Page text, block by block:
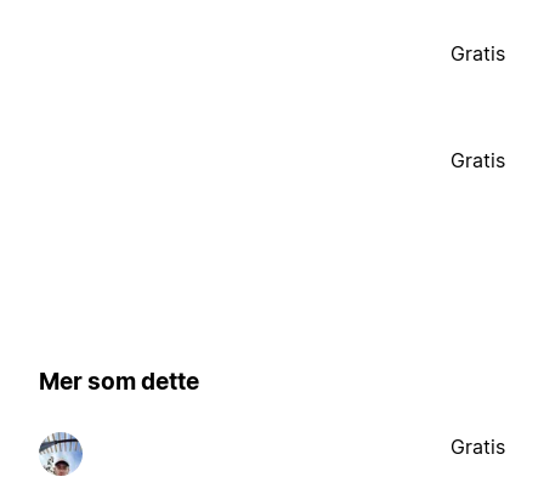
Gratis
Gratis
Mer som dette
Gratis